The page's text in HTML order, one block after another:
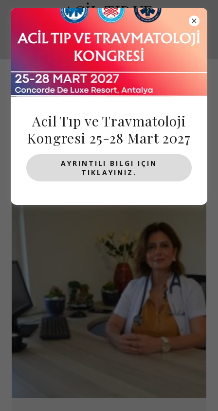
ACİL TIP VE
TRAVMATOLOJİ
KONGRESİ
KONUŞMACILARI
MIZ
Acil Tıp ve Travmatoloji
Kongresi 25-28 Mart 2027
AYRINTILI BILGI IÇIN
TIKLAYINIZ.